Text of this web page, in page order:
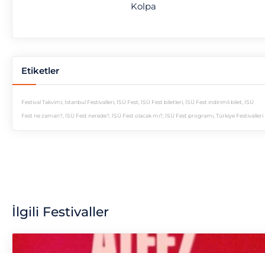
Kolpa
Etiketler
Festival Takvimi, İstanbul Festivalleri, İSÜ Fest, İSÜ Fest biletleri, İSÜ Fest indirimli bilet, İSÜ
Fest ne zaman?, İSÜ Fest nerede?, İSÜ Fest olacak mı?, İSÜ Fest programı, Türkiye Festivalleri
İlgili Festivaller